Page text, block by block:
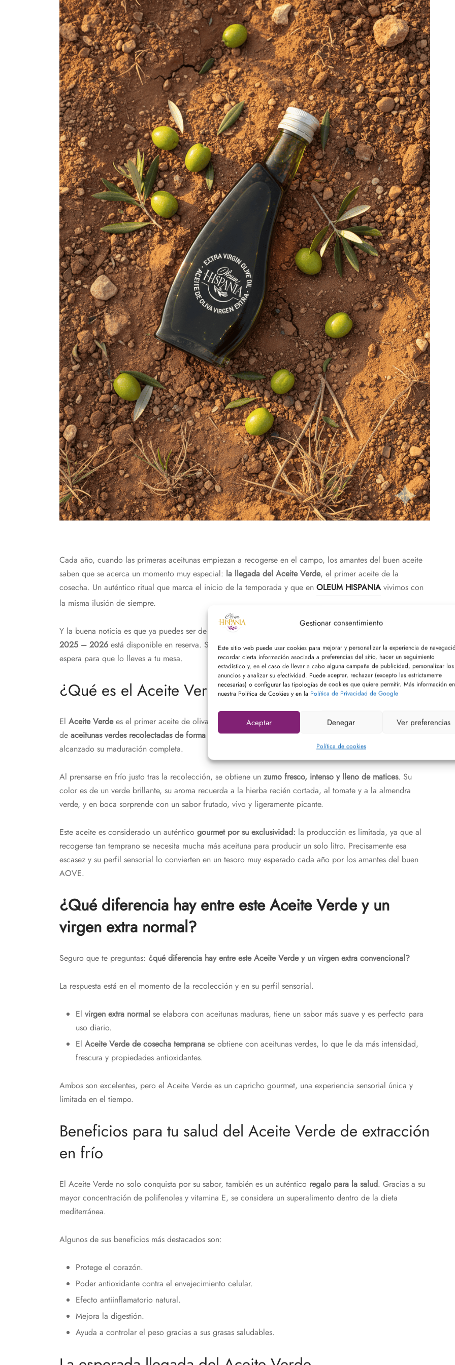
Gestionar consentimiento
Este sitio web puede usar cookies para mejorar y personalizar la experiencia de
recordar cierta información asociada a preferencias del sitio, hacer un seguimiento
estadístico y, en el caso de llevar a cabo alguna campaña de publicidad, personalizar los
anuncios y analizar su efectividad. Puede aceptar, rechazar (excepto las estrictamente
necesarias) o configurar las tipologías de cookies que quiere permitir. Más información en
nuestra Política de Cookies y en la Política de Privacidad de Google
Aceptar Denegar Ver preferencias
Política de cookies
Cada año, cuando las primeras aceitunas empiezan a recogerse en el campo, los amantes del buen aceite
saben que se acerca un momento muy especial: la llegada del Aceite Verde, el primer aceite de la
cosecha. Un auténtico ritual que marca el inicio de la temporada y que en OLEUM HISPANIAvivimos con
la misma ilusión de siempre.
Y la buena noticia es que ya puedes ser de los primeros en disfrutarlo: el
2025 – 2026 está disponible en reserva. Sí, ese aceite exclusivo, fresco, vibrante y lleno de vida ya te
espera para que lo lleves a tu mesa.
¿Qué es el Aceite Verde de extracción en frío?
El Aceite Verdees el primer aceite de oliva virgen extra que se obtiene cada campaña. Se elabora a partir
de aceitunas verdes recolectadas de forma temprana, a principios de octubre, cuando aún no han
alcanzado su maduración completa.
Al prensarse en frío justo tras la recolección, se obtiene un zumo fresco, intenso y lleno de matices. Su
color es de un verde brillante, su aroma recuerda a la hierba recién cortada, al tomate y a la almendra
verde, y en boca sorprende con un sabor frutado, vivo y ligeramente picante.
Este aceite es considerado un auténtico gourmet por su exclusividad: la producción es limitada, ya que al
recogerse tan temprano se necesita mucha más aceituna para producir un solo litro. Precisamente esa
escasez y su perfil sensorial lo convierten en un tesoro muy esperado cada año por los amantes del buen
AOVE.
¿Qué diferencia hay entre este Aceite Verde y un
virgen extra normal?
Seguro que te preguntas: ¿qué diferencia hay entre este Aceite Verde y un virgen extra convencional?
La respuesta está en el momento de la recolección y en su perfil sensorial.
El virgen extra normal se elabora con aceitunas maduras, tiene un sabor más suave y es perfecto para
uso diario.
El Aceite Verde de cosecha tempranase obtiene con aceitunas verdes, lo que le da más intensidad,
frescura y propiedades antioxidantes.
Ambos son excelentes, pero el Aceite Verde es un capricho gourmet, una experiencia sensorial única y
limitada en el tiempo.
Beneficios para tu salud del Aceite Verde de extracción
en frío
El Aceite Verde no solo conquista por su sabor, también es un auténtico regalo para la salud. Gracias a su
mayor concentración de polifenoles y vitamina E, se considera un superalimento dentro de la dieta
mediterránea.
Algunos de sus beneficios más destacados son:
Protege el corazón.
Poder antioxidante contra el envejecimiento celular.
Efecto antiinflamatorio natural.
Mejora la digestión.
Ayuda a controlar el peso gracias a sus grasas saludables.